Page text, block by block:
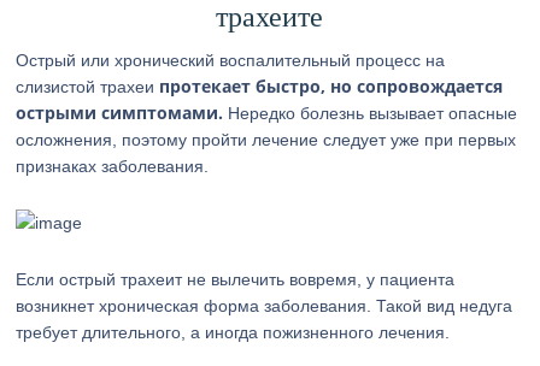
трахеите
Острый или хронический воспалительный процесс на
слизистой трахеи протекает быстро, но сопровождается
острыми симптомами. Нередко болезнь вызывает опасные
осложнения, поэтому пройти лечение следует уже при первых
признаках заболевания.
Если острый трахеит не вылечить вовремя, у пациента
возникнет хроническая форма заболевания. Такой вид недуга
требует длительного, а иногда пожизненного лечения.